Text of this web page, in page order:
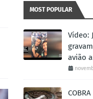
MOST POPULAR
Vídeo:
avião